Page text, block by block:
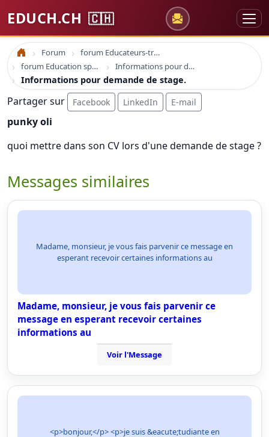
EDUCH.CH 🇨🇭
Accueil Forum
forum Educateurs-trices sociaux
forum Education spécialisée formation
Informations pour demande de stage.
Informations pour demande de stage.
Partager sur Facebook LinkedIn E-mail
punky oli
quoi mettre dans son CV lors d'une demande de stage ?
Messages similaires
Madame, monsieur, je vous fais parvenir ce message en
esperant recevoir certaines informations au
Madame, monsieur, je vous fais parvenir ce
message en esperant recevoir certaines
informations au
Voir l'Message
<p>bonjour,</p> <p>je suis &eacute;tudiante en